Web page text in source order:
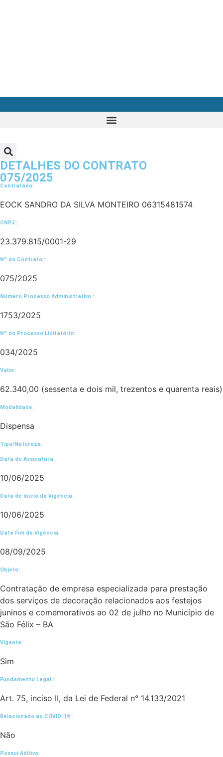
DETALHES DO CONTRATO​
075/2025
Contratado:
EOCK SANDRO DA SILVA MONTEIRO 06315481574
CNPJ :
23.379.815/0001-29
Nº do Contrato :
075/2025
Número Processo Administrativo :
1753/2025
Nº do Processo Licitatório:
034/2025
Valor:
62.340,00 (sessenta e dois mil, trezentos e quarenta reais)
Modalidade:
Dispensa
Tipo/Natureza:
Data de Assinatura:
10/06/2025
Data de Início da Vigência:
10/06/2025
Data Fim da Vigência:
08/09/2025
Objeto:
Contratação de empresa especializada para prestação
dos serviços de decoração relacionados aos festejos
juninos e comemorativos ao 02 de julho no Município de
São Félix – BA
Vigente:
Sim
Fundamento Legal :​
Art. 75, inciso II, da Lei de Federal n° 14.133/2021
Relacionado ao COVID-19 :​
Não
Possui Aditivo:​